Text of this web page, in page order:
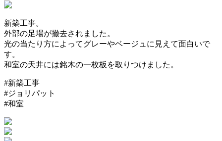
新築工事。
外部の足場が撤去されました。
光の当たり方によってグレーやベージュに見えて面白いで
す。
和室の天井には銘木の一枚板を取りつけました。
#新築工事
#ジョリパット
#和室